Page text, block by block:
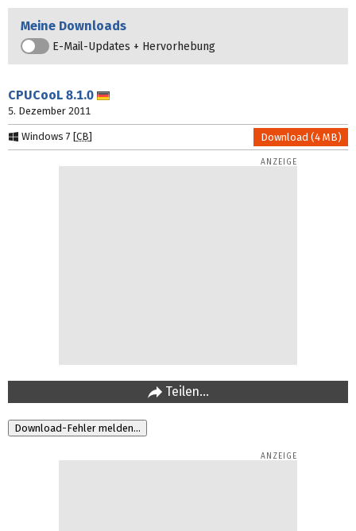
Meine Downloads
E-Mail-Updates + Hervorhebung
CPUCooL 8.1.0
5. Dezember 2011
Windows 7 [CB] Download (4 MB)
Teilen…